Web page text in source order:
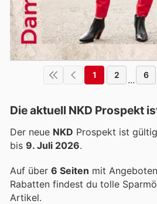
1 2 ... 6
Die aktuell NKD Prospekt
Der neue NKD Prospekt ist
bis 9. Juli 2026.
Auf über 6 Seiten mit
Rabatten findest du tolle
Artikel.